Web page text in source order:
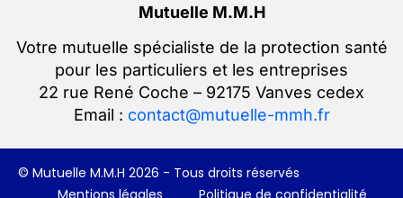
Mutuelle M.M.H
Votre mutuelle spécialiste de la protection santé
pour les particuliers et les entreprises
22 rue René Coche – 92175 Vanves cedex
Email : contact@mutuelle-mmh.fr
© Mutuelle M.M.H 2026 - Tous droits réservés
Mentions légales
Politique de confidentialité